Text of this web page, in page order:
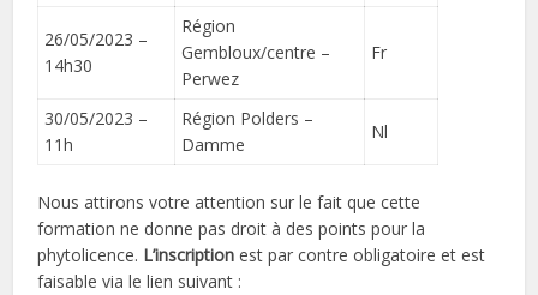
26/05/2023 –
14h30
Région
Gembloux/centre –
Perwez
Fr
30/05/2023 –
11h
Région Polders –
Damme
Nl
Nous attirons votre attention sur le fait que cette
formation ne donne pas droit à des points pour la
phytolicence. L’inscription est par contre obligatoire et est
faisable via le lien suivant :